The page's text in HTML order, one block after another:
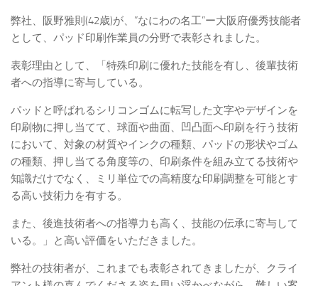
弊社、阪野雅則(42歳)が、”なにわの名工”ー大阪府優秀技能者
として、パッド印刷作業員の分野で表彰されました。
表彰理由として、「特殊印刷に優れた技能を有し、後輩技術
者への指導に寄与している。
パッドと呼ばれるシリコンゴムに転写した文字やデザインを
印刷物に押し当てて、球面や曲面、凹凸面へ印刷を行う技術
において、対象の材質やインクの種類、パッドの形状やゴム
の種類、押し当てる角度等の、印刷条件を組み立てる技術や
知識だけでなく、ミリ単位での高精度な印刷調整を可能とす
る高い技術力を有する。
また、後進技術者への指導力も高く、技能の伝承に寄与して
いる。」と高い評価をいただきました。
弊社の技術者が、これまでも表彰されてきましたが、クライ